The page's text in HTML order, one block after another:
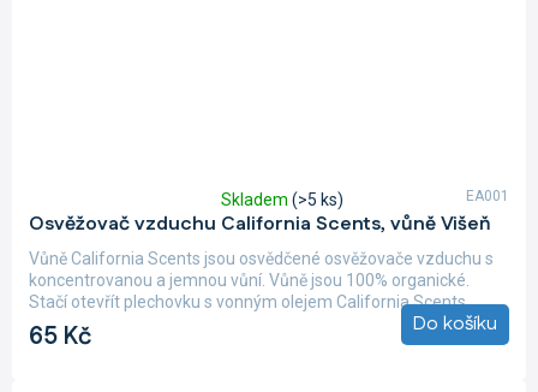
Osvěžovač vzduchu California Scents, vůně Višeň
hodnocení
produktu
je
5,0
5
Skladem (>5 ks)
65 Kč Do košíku
Vůně California Scents jsou osvědčené osvěžovače vzduchu s
koncentrovanou a jemnou vůní. Vůně jsou 100% organické.
Stačí otevřít plechovku s vonným olejem California Scents,...
EA001